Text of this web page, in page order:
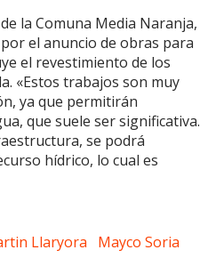
la Comuna Media Naranja,
el anuncio de obras para
el revestimiento de los
«Estos trabajos son muy
ya que permitirán
que suele ser significativa.
se podrá
hídrico, lo cual es
Llaryora Mayco Soria